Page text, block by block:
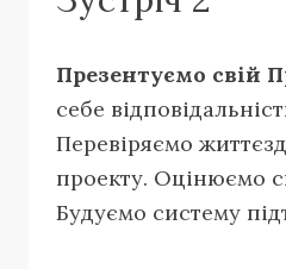
Презентуємо свій
себе
Перевіряємо
проекту. Оцінюємо
Будуємо систему